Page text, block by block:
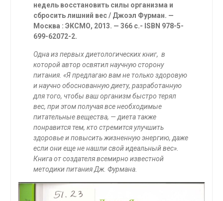
недель восстановить силы организма и
сбросить лишний вес / Джоэл Фурман. —
Москва : ЭКСМО, 2013. — 366 с.- ISBN 978-5-
699-62072-2.
Одна из первых диетологических книг, в
которой автор освятил научную сторону
питания. «Я предлагаю вам не только здоровую
и научно обоснованную диету, разработанную
для того, чтобы ваш организм быстро терял
вес, при этом получая все необходимые
питательные вещества, — диета также
понравится тем, кто стремится улучшить
здоровье и повысить жизненную энергию, даже
если они еще не нашли свой идеальный вес».
Книга от создателя всемирно известной
методики питания Дж. Фурмана.